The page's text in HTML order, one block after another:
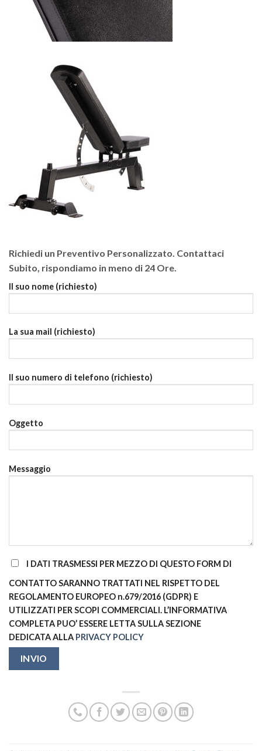
Richiedi un Preventivo Personalizzato. Contattaci
Subito, rispondiamo in meno di 24 Ore.
Il suo nome (richiesto)
La sua mail (richiesto)
Il suo numero di telefono (richiesto)
Oggetto
Messaggio
I DATI TRASMESSI PER MEZZO DI QUESTO FORM DI
CONTATTO SARANNO TRATTATI NEL RISPETTO DEL
REGOLAMENTO EUROPEO n.679/2016 (GDPR) E
UTILIZZATI PER SCOPI COMMERCIALI. L’INFORMATIVA
COMPLETA PUO’ ESSERE LETTA SULLA SEZIONE
DEDICATA ALLA PRIVACY POLICY